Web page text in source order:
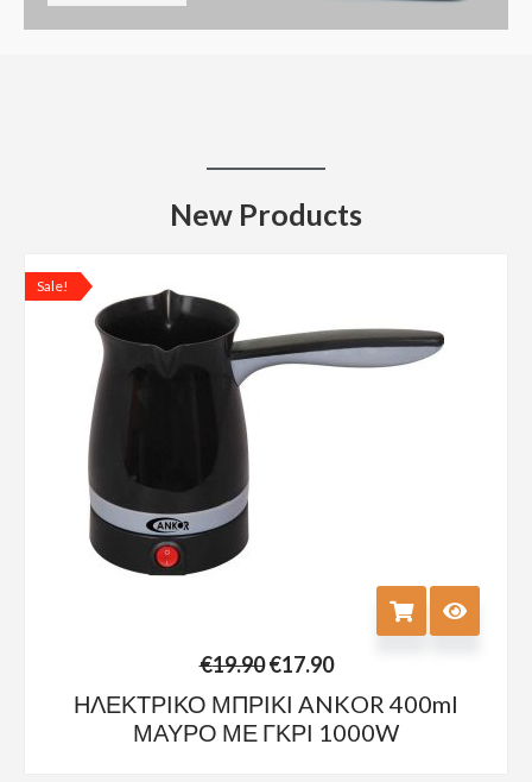
New Products
Sale!
€19.90 €17.90
ΗΛΕΚΤΡΙΚΟ ΜΠΡΙΚΙ ANKOR 400ml
ΜΑΥΡΟ ΜΕ ΓΚΡΙ 1000W